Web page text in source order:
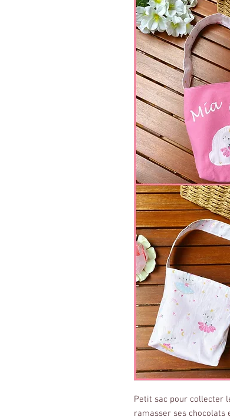
Petit sac pour collecter
ramasser ses chocolats